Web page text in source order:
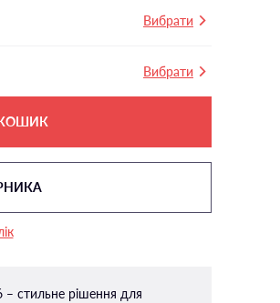
Вибрати
Вибрати
– стильне рішення для